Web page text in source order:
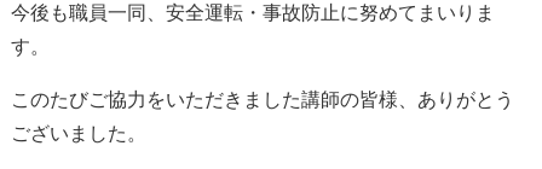
今後も職員一同、安全運転・事故防止に努めてまいりま
す。
このたびご協力をいただきました講師の皆様、ありがとう
ございました。